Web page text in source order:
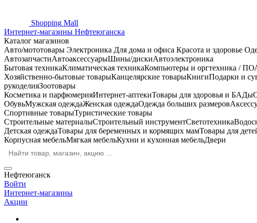
Shopping Mall
Интернет-магазины Нефтеюганска
Каталог магазинов
Авто/мототовары Электроника Для дома и офиса Красота и здоровье
АвтозапчастиАвтоаксессуарыШины/дискиАвтоэлектроника
Бытовая техникаКлиматическая техникаКомпьютеры и оргтехника / ПО
Хозяйственно-бытовые товарыКанцелярские товарыКнигиПодарки и
рукоделияЗоотовары
Косметика и парфюмерияИнтернет-аптекиТовары для здоровья и БАДы
ОбувьМужская одеждаЖенская одеждаОдежда больших размеров
Спортивные товарыТуристические товары
Строительные материалыСтроительный инструментСветотехника
Детская одеждаТовары для беременных и кормящих мамТовары для
Корпусная мебельМягкая мебельКухни и кухонная мебельДвери
Нефтеюганск
Войти
Интернет-магазины
Акции